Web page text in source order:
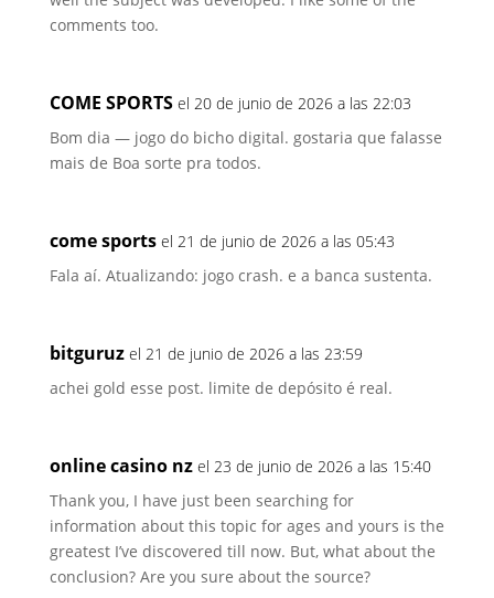
comments too.
COME SPORTS el 20 de junio de 2026 a las 22:03
Bom dia — jogo do bicho digital. gostaria que falasse
mais de Boa sorte pra todos.
come sports el 21 de junio de 2026 a las 05:43
Fala aí. Atualizando: jogo crash. e a banca sustenta.
bitguruz el 21 de junio de 2026 a las 23:59
achei gold esse post. limite de depósito é real.
online casino nz el 23 de junio de 2026 a las 15:40
Thank you, I have just been searching for
information about this topic for ages and yours is the
greatest I’ve discovered till now. But, what about the
conclusion? Are you sure about the source?